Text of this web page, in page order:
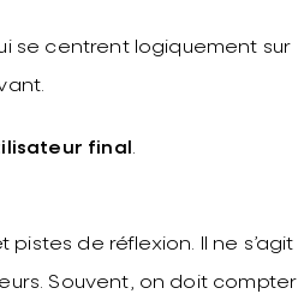
se centrent logiquement sur
final .
de réflexion. Il ne s’agit
Souvent, on doit compter